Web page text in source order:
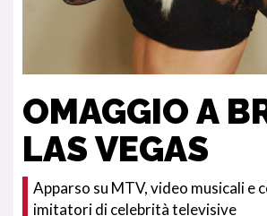
OMAGGIO A
LAS VEGAS
Apparso su MTV, video musicali e
imitatori di celebrità televisive